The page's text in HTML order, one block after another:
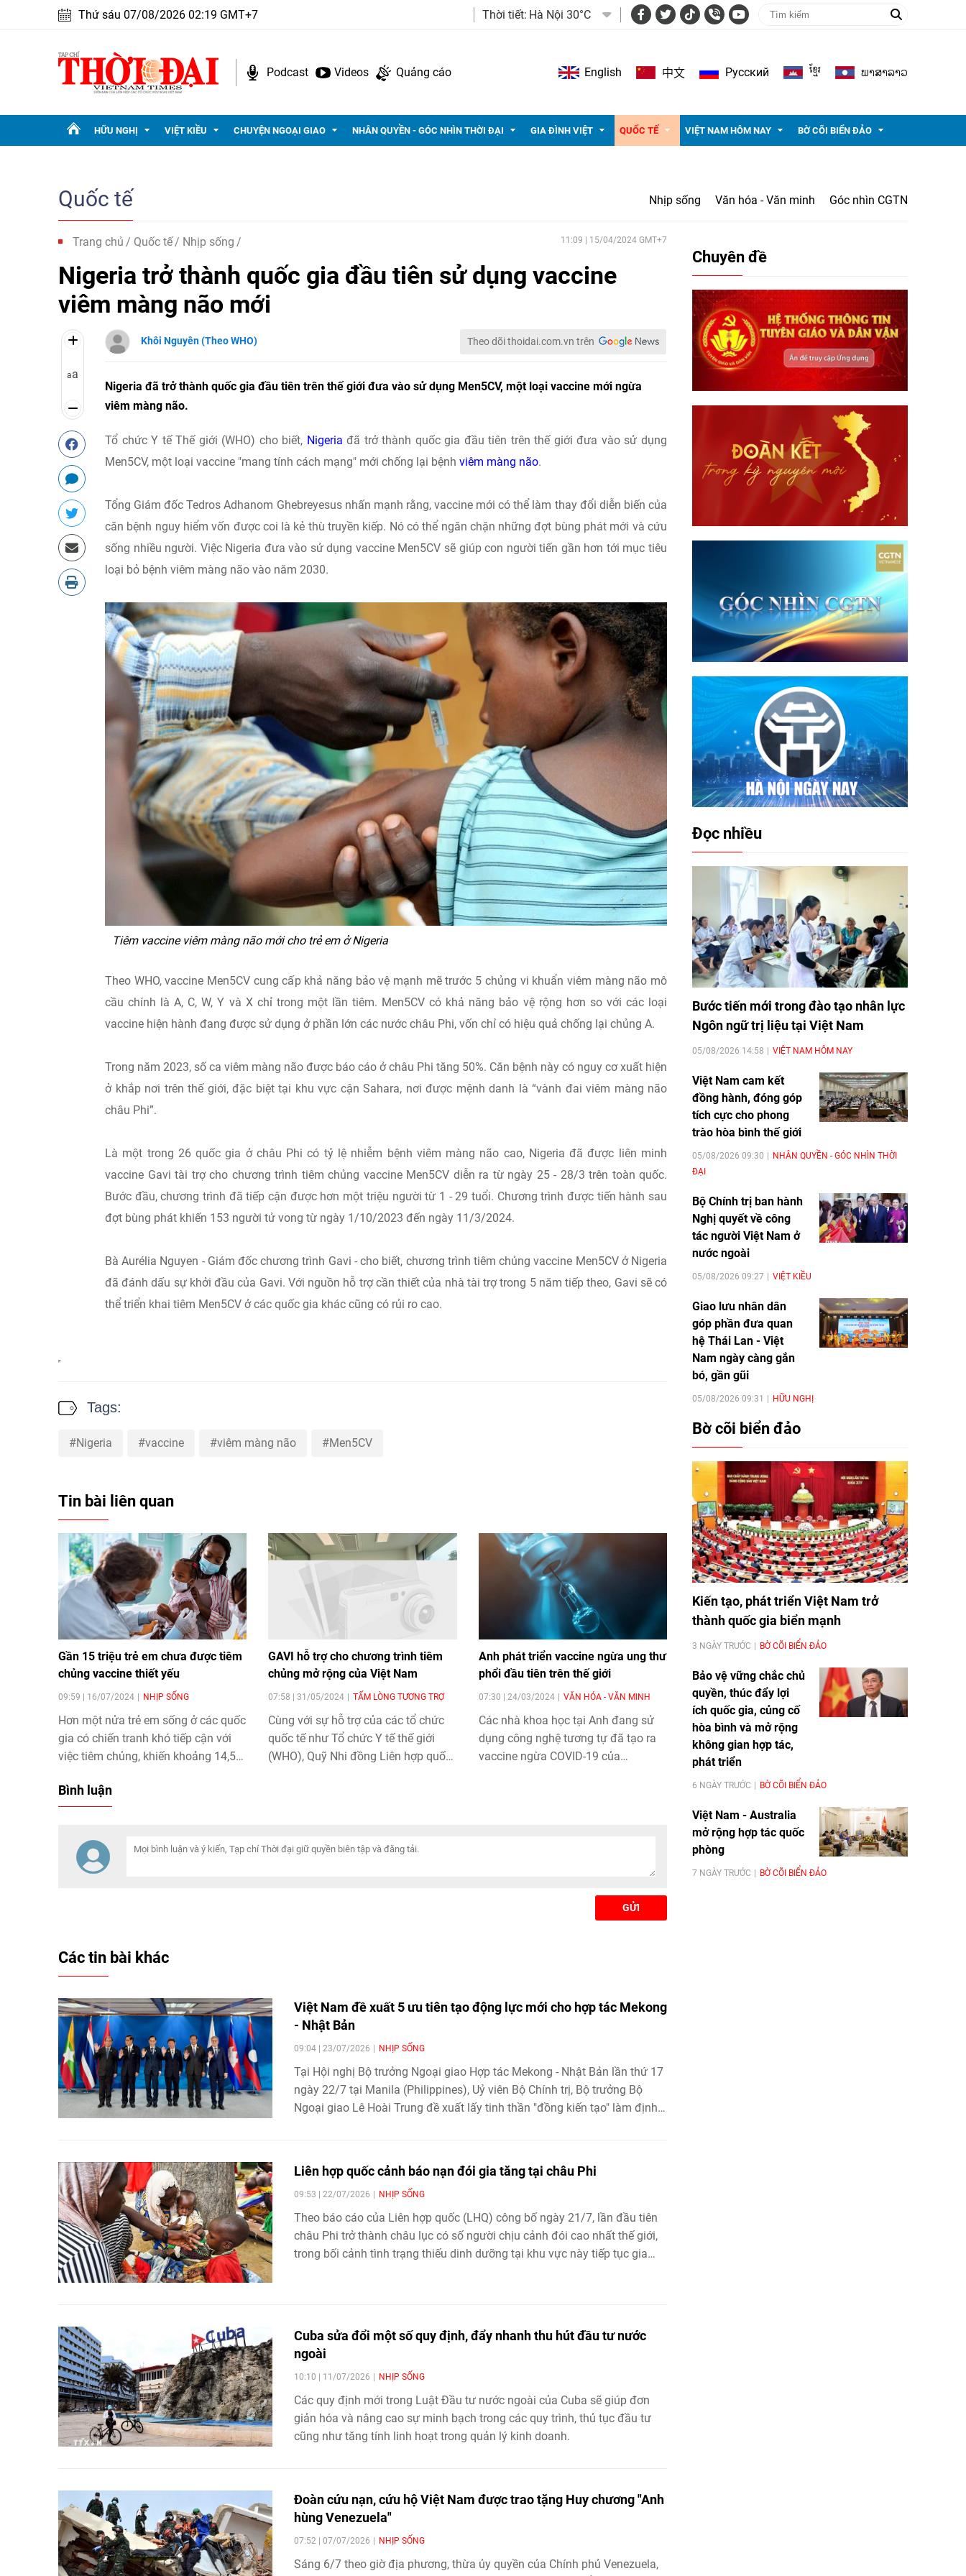
Thứ sáu 07/08/2026 02:19 GMT+7 Thời tiết: Hà Nội 30°C
Podcast Videos Quảng cáo English 中文 Pусский ខ្មែរ ພາ​ສາ​ລາວ
HỮU NGHỊ VIỆT KIỀU CHUYỆN NGOẠI GIAO NHÂN QUYỀN - GÓC NHÌN THỜI ĐẠI GIA ĐÌNH VIỆT QUỐC TẾ VIỆT NAM HÔM NAY BỜ CÕI BIỂN ĐẢO
Quốc tế Nhịp sống Văn hóa - Văn minh Góc nhìn CGTN
Trang chủ Quốc tế Nhịp sống 11:09 | 15/04/2024 GMT+7
Nigeria trở thành quốc gia đầu tiên sử dụng vaccine
viêm màng não mới
aa
Khôi Nguyên (Theo WHO) Theo dõi thoidai.com.vn trên
Nigeria đã trở thành quốc gia đầu tiên trên thế giới đưa vào sử dụng Men5CV, một loại vaccine mới ngừa
viêm màng não.
Tổ chức Y tế Thế giới (WHO) cho biết, Nigeria đã trở thành quốc gia đầu tiên trên thế giới đưa vào sử dụng
Men5CV, một loại vaccine "mang tính cách mạng" mới chống lại bệnh viêm màng não.
Tổng Giám đốc Tedros Adhanom Ghebreyesus nhấn mạnh rằng, vaccine mới có thể làm thay đổi diễn biến của
căn bệnh nguy hiểm vốn được coi là kẻ thù truyền kiếp. Nó có thể ngăn chặn những đợt bùng phát mới và cứu
sống nhiều người. Việc Nigeria đưa vào sử dụng vaccine Men5CV sẽ giúp con người tiến gần hơn tới mục tiêu
loại bỏ bệnh viêm màng não vào năm 2030.
Tiêm vaccine viêm màng não mới cho trẻ em ở Nigeria
Theo WHO, vaccine Men5CV cung cấp khả năng bảo vệ mạnh mẽ trước 5 chủng vi khuẩn viêm màng não mô
cầu chính là A, C, W, Y và X chỉ trong một lần tiêm. Men5CV có khả năng bảo vệ rộng hơn so với các loại
vaccine hiện hành đang được sử dụng ở phần lớn các nước châu Phi, vốn chỉ có hiệu quả chống lại chủng A.
Trong năm 2023, số ca viêm màng não được báo cáo ở châu Phi tăng 50%. Căn bệnh này có nguy cơ xuất hiện
ở khắp nơi trên thế giới, đặc biệt tại khu vực cận Sahara, nơi được mệnh danh là “vành đai viêm màng não
châu Phi”.
Là một trong 26 quốc gia ở châu Phi có tỷ lệ nhiễm bệnh viêm màng não cao, Nigeria đã được liên minh
vaccine Gavi tài trợ cho chương trình tiêm chủng vaccine Men5CV diễn ra từ ngày 25 - 28/3 trên toàn quốc.
Bước đầu, chương trình đã tiếp cận được hơn một triệu người từ 1 - 29 tuổi. Chương trình được tiến hành sau
đợt bùng phát khiến 153 người tử vong từ ngày 1/10/2023 đến ngày 11/3/2024.
Bà Aurélia Nguyen - Giám đốc chương trình Gavi - cho biết, chương trình tiêm chủng vaccine Men5CV ở Nigeria
đã đánh dấu sự khởi đầu của Gavi. Với nguồn hỗ trợ cần thiết của nhà tài trợ trong 5 năm tiếp theo, Gavi sẽ có
thể triển khai tiêm Men5CV ở các quốc gia khác cũng có rủi ro cao.
Tags:
Nigeria vaccine viêm màng não Men5CV
Tin bài liên quan
Gần 15 triệu trẻ em chưa được tiêm
chủng vaccine thiết yếu
09:59 | 16/07/2024 NHỊP SỐNG
Hơn một nửa trẻ em sống ở các quốc
gia có chiến tranh khó tiếp cận với
việc tiêm chủng, khiến khoảng 14,5
vaccine nào.
GAVI hỗ trợ cho chương trình tiêm
chủng mở rộng của Việt Nam
07:58 | 31/05/2024 TẤM LÒNG TƯƠNG TRỢ
Cùng với sự hỗ trợ của các tổ chức
quốc tế như Tổ chức Y tế thế giới
(WHO), Quỹ Nhi đồng Liên hợp quốc
rộng ở Việt Nam trong hơn 20 năm
Anh phát triển vaccine ngừa ung thư
phổi đầu tiên trên thế giới
07:30 | 24/03/2024 VĂN HÓA - VĂN MINH
Các nhà khoa học tại Anh đang sử
dụng công nghệ tương tự đã tạo ra
vaccine ngừa COVID-19 của
Bình luận
GỬI
Các tin bài khác
Việt Nam đề xuất 5 ưu tiên tạo động lực mới cho hợp tác Mekong
- Nhật Bản
09:04 | 23/07/2026 NHỊP SỐNG
Tại Hội nghị Bộ trưởng Ngoại giao Hợp tác Mekong - Nhật Bản lần thứ 17
ngày 22/7 tại Manila (Philippines), Uỷ viên Bộ Chính trị, Bộ trưởng Bộ
Ngoại giao Lê Hoài Trung đề xuất lấy tinh thần "đồng kiến tạo" làm định
Liên hợp quốc cảnh báo nạn đói gia tăng tại châu Phi
09:53 | 22/07/2026 NHỊP SỐNG
Theo báo cáo của Liên hợp quốc (LHQ) công bố ngày 21/7, lần đầu tiên
châu Phi trở thành châu lục có số người chịu cảnh đói cao nhất thế giới,
trong bối cảnh tình trạng thiếu dinh dưỡng tại khu vực này tiếp tục gia
Cuba sửa đổi một số quy định, đẩy nhanh thu hút đầu tư nước
ngoài
10:10 | 11/07/2026 NHỊP SỐNG
Các quy định mới trong Luật Đầu tư nước ngoài của Cuba sẽ giúp đơn
giản hóa và nâng cao sự minh bạch trong các quy trình, thủ tục đầu tư
cũng như tăng tính linh hoạt trong quản lý kinh doanh.
Đoàn cứu nạn, cứu hộ Việt Nam được trao tặng Huy chương "Anh
hùng Venezuela"
07:52 | 07/07/2026 NHỊP SỐNG
Sáng 6/7 theo giờ địa phương, thừa ủy quyền của Chính phủ Venezuela,
Chuyên đề
Đọc nhiều
Bước tiến mới trong đào tạo nhân lực
Ngôn ngữ trị liệu tại Việt Nam
05/08/2026 14:58 VIỆT NAM HÔM NAY
Việt Nam cam kết
đồng hành, đóng góp
tích cực cho phong
trào hòa bình thế giới
05/08/2026 09:30
NHÂN QUYỀN - GÓC NHÌN THỜI
ĐẠI
Bộ Chính trị ban hành
Nghị quyết về công
tác người Việt Nam ở
nước ngoài
05/08/2026 09:27 VIỆT KIỀU
Giao lưu nhân dân
góp phần đưa quan
hệ Thái Lan - Việt
Nam ngày càng gắn
bó, gần gũi
05/08/2026 09:31 HỮU NGHỊ
Bờ cõi biển đảo
Kiến tạo, phát triển Việt Nam trở
thành quốc gia biển mạnh
3 NGÀY TRƯỚC BỜ CÕI BIỂN ĐẢO
Bảo vệ vững chắc chủ
quyền, thúc đẩy lợi
ích quốc gia, củng cố
hòa bình và mở rộng
không gian hợp tác,
phát triển
6 NGÀY TRƯỚC BỜ CÕI BIỂN ĐẢO
Việt Nam - Australia
mở rộng hợp tác quốc
phòng
7 NGÀY TRƯỚC BỜ CÕI BIỂN ĐẢO